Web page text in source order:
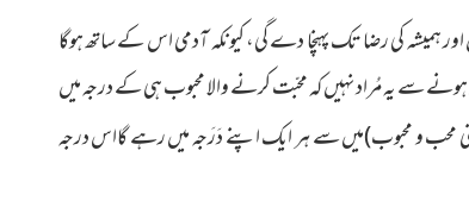
ہمیشہ کی رضا تک پہنچا دے گی، کیونکہ آدمی اس کے ساتھ ہوگا
سے یہ مُراد نہیں کہ محبّت کرنے والا محبوب ہی کے درجہ میں
محب و محبوب)میں سے ہر ایک اپنے دَرَجہ میں رہے گااس درجہ